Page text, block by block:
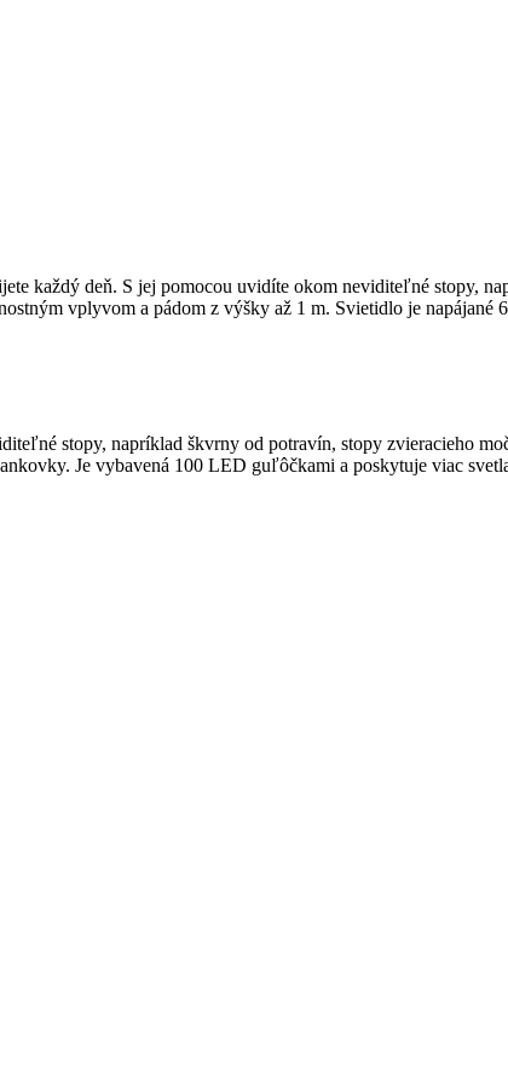
každý deň. S jej pomocou uvidíte okom neviditeľné stopy,
vplyvom a pádom z výšky až 1 m. Svietidlo je napájané
stopy, napríklad škvrny od potravín, stopy zvieracieho
Je vybavená 100 LED guľôčkami a poskytuje viac